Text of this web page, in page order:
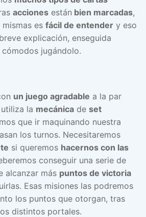
acciones están bien marcadas,
es fácil de entender y eso
explicación, enseguida
jugándolo.
un juego agradable a la par
la mecánica de set
que ir maquinando nuestra
los turnos. Necesitaremos
si queremos hacernos con las
conseguir una serie de
alcanzar más puntos de victoria
Esas misiones las podremos
los puntos que otorgan, tras
distintos portales.